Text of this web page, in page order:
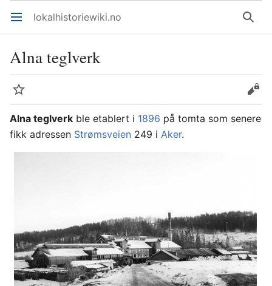
Åpne hovedmenyen lokalhistoriewiki.no Søk
Alna teglverk
Overvåk
Rediger
Alna teglverk ble etablert i 1896 på tomta som senere
fikk adressen Strømsveien 249 i Aker.